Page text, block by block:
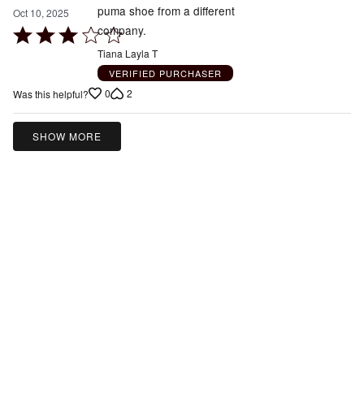
Oct 10, 2025
Rated
of
5
puma shoe from a different
company.
Tiana Layla T
VERIFIED PURCHASER
Was this helpful? 0 2
SHOW MORE